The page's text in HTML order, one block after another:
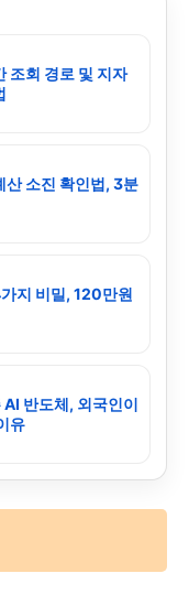
조회 경로 및 지자
산 소진 확인법, 3분
지 비밀, 120만원
반도체, 외국인이
유